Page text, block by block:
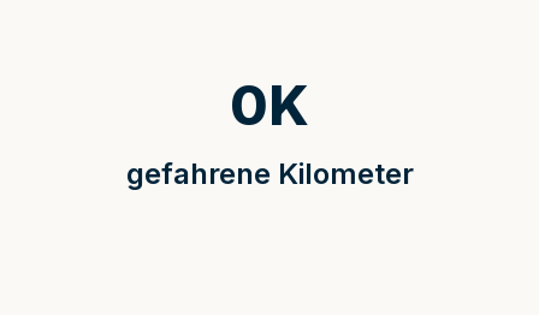
gefahrene Kilometer
0K